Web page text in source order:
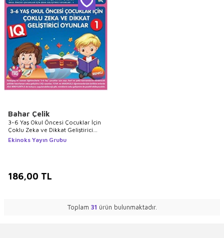
Bahar Çelik
3-6 Yaş Okul Öncesi Çocuklar İçin
Çoklu Zeka ve Dikkat Geliştirici
Oyunlar 1
Ekinoks Yayın Grubu
186,00 TL
Toplam 31 ürün bulunmaktadır.